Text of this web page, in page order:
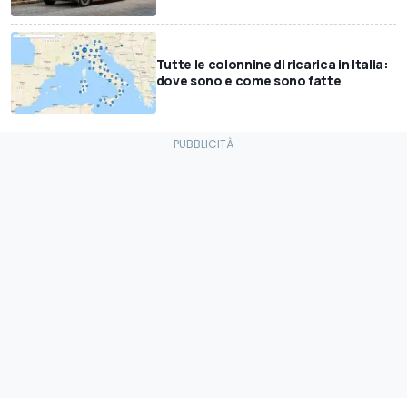
Tutte le colonnine di ricarica in Italia:
dove sono e come sono fatte